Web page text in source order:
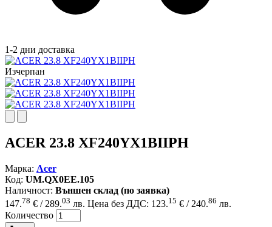
1-2 дни доставка
Изчерпан
ACER 23.8 XF240YX1BIIPH
Марка: Acer
Код: UM.QX0EE.105
Наличност: Външен склад (по заявка)
147.78 € / 289.03 лв. Цена без ДДС: 123.15 € / 240.86 лв.
Количество